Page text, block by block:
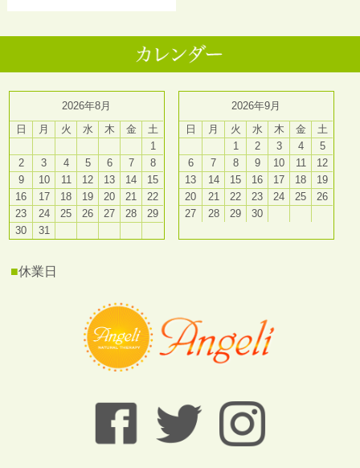
2026年8月
日
月 火 水 木 金
土
1
2
3 4 5 6 7
8
9
10 11 12 13 14
15
16
17 18 19 20 21
22
23
24 25 26 27 28
29
30
31
2026年9月
日
月 火 水 木 金
土
1
2 3 4
5
6
7 8 9 10 11
12
13
14 15 16 17 18
19
20
21 22 23 24 25
26
27
28 29 30
■休業日